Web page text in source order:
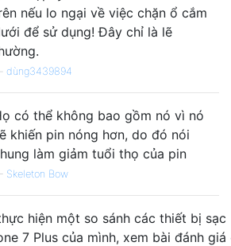
nếu lo ngại về việc chặn ổ cắm
để sử dụng! Đây chỉ là lẽ
dùng3439894
có thể không bao gồm nó vì nó
khiến pin nóng hơn, do đó nói
làm giảm tuổi thọ của pin
Skeleton Bow
hiện một so sánh các thiết bị sạc
7 Plus của mình, xem bài đánh giá